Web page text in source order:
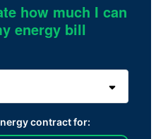
how much I can
energy bill
contract for: